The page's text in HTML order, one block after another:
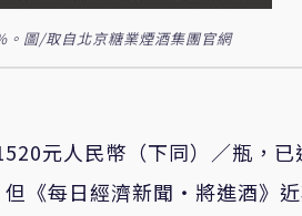
。圖/取自北京糖業煙酒集團官網
元人民幣（下同）／瓶，已
《每日經濟新聞・將進酒》